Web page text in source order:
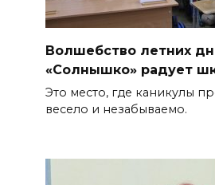
Волшебство летних
«Солнышко» радует
Это место, где каникулы
весело и незабываемо.